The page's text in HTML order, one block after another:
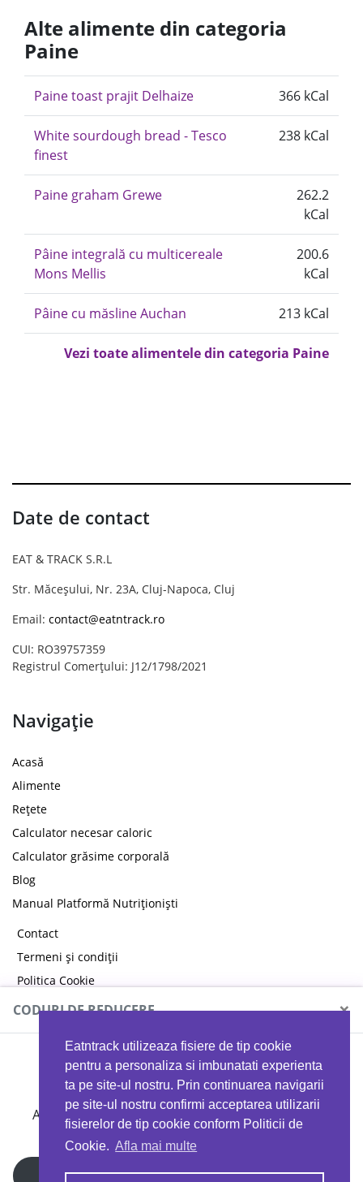
Eatntrack utilizeaza fisiere de tip cookie
pentru a personaliza si imbunatati experienta
ta pe site-ul nostru. Prin continuarea navigarii
pe site-ul nostru confirmi acceptarea utilizarii
fisierelor de tip cookie conform Politicii de
Cookie. Afla mai multe
Alte alimente din categoria
Paine
Paine toast prajit Delhaize 366 kCal
White sourdough bread - Tesco
finest
238 kCal
Paine graham Grewe
262.2
kCal
Pâine integrală cu multicereale
Mons Mellis
200.6
kCal
Pâine cu măsline Auchan 213 kCal
Vezi toate alimentele din categoria Paine
Date de contact
EAT & TRACK S.R.L
Str. Măceșului, Nr. 23A, Cluj-Napoca, Cluj
Email: contact@eatntrack.ro
CUI: RO39757359
Registrul Comerțului: J12/1798/2021
Navigație
Acasă
Alimente
Rețete
Calculator necesar caloric
Calculator grăsime corporală
Blog
Manual Platformă Nutriționiști
Contact
Termeni și condiții
Politica Cookie
Politica de confidențialitate
CODURI DE REDUCERE ×
MYPROTEIN
Ai 40%reducere la orice comandă folosind codul
EATTRACK
Profită acum